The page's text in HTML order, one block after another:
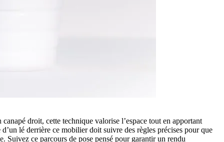
droit, cette technique valorise l’espace tout en apportant
lé derrière ce mobilier doit suivre des règles précises pour que
ce parcours de pose pensé pour garantir un rendu